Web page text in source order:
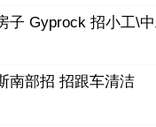
子 Gyprock 招小工\
珀斯南部招 招跟车清洁